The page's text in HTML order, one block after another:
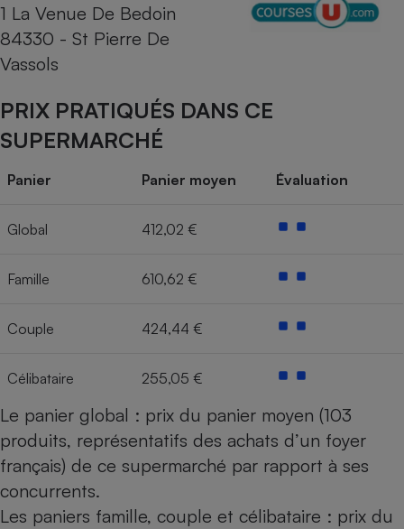
1 La Venue De Bedoin
84330 - St Pierre De
Vassols
PRIX PRATIQUÉS DANS CE
SUPERMARCHÉ
Panier Panier moyen Évaluation
Global 412,02 €
Famille 610,62 €
Couple 424,44 €
Célibataire 255,05 €
Le panier global : prix du panier moyen (103
produits, représentatifs des achats d’un foyer
français) de ce supermarché par rapport à ses
concurrents.
Les paniers famille, couple et célibataire : prix du